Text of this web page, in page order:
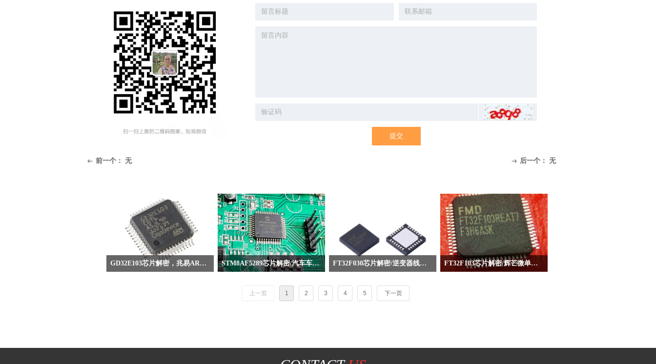
ꂃ 前一个： 无 ꁹ 后一个： 无
提交
GD32E103芯片解密，兆易ARM芯片破解，程序反汇编 STM8AF5289芯片解密/汽车车门控制板抄板破解/程序反汇编 FT32F030芯片解密/逆变器线路板抄板/程序破解修改 FT32F103芯片解密/辉芒微单片机破解/ARM软加密解除
上一页 1 2 3 4 5 下一页